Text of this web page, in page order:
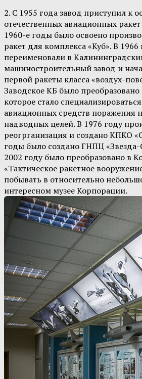
2. С 1955 года завод приступил к
отечественных авиационных
1960-е годы было освоено
ракет для комплекса «Куб». В 1966
переименовали в
машиностроительный завод и
первой ракеты класса «воздух-
Заводское КБ было
которое стало
авиационных средств поражения
надводных целей. В 1976 году
реогрганизация и создано КПКО
годы было создано ГНПЦ «Звезда-
2002 году было преобразовано в
«Тактическое ракетное
побывать в относительно
интересном музее Корпорации.